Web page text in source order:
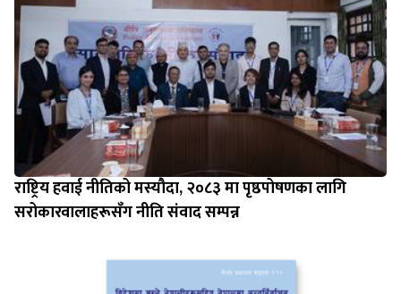
राष्ट्रिय हवाई नीतिको मस्यौदा, २०८३ मा पृष्ठपोषणका लागि
सरोकारवालाहरूसँग नीति संवाद सम्पन्न